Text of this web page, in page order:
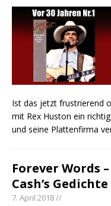
Ist das jetzt frustrierend
mit Rex Huston ein
und seine Plattenfirma
Forever Words
Cash’s
7. April 2018 //